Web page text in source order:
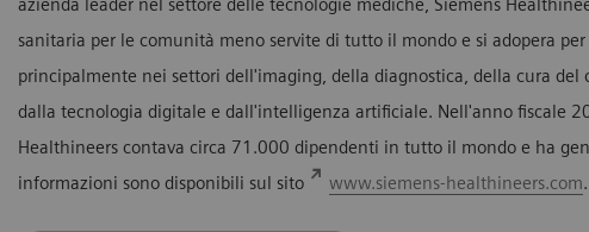
azienda leader nel settore delle tecnologie mediche, Siemens
sanitaria per le comunità meno servite di tutto il mondo e si adopera
principalmente nei settori dell'imaging, della diagnostica, della cura
dalla tecnologia digitale e dall'intelligenza artificiale. Nell'anno fiscale
Healthineers contava circa 71.000 dipendenti in tutto il mondo e ha
informazioni sono disponibili sul sito
www.siemens-healthineers.com.